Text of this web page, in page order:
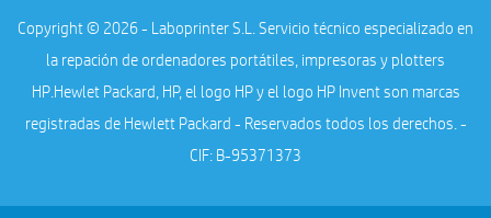
Copyright © 2026 - Laboprinter S.L. Servicio técnico especializado en
la repación de ordenadores portátiles, impresoras y plotters
HP.Hewlet Packard, HP, el logo HP y el logo HP Invent son marcas
registradas de Hewlett Packard - Reservados todos los derechos. -
CIF: B-95371373